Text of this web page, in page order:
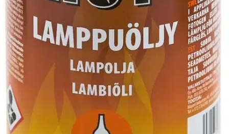
Soveltuu käytettäväksi kerosiinilamppuihin ja muihin laitteisiin
joihin valmistaja suosittelee käytettäväksi lamppuöljyä.
Ominaisuudet
Käyttöturvallisuus